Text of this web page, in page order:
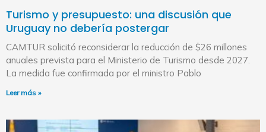
Turismo y presupuesto: una discusión que
Uruguay no debería postergar
CAMTUR solicitó reconsiderar la reducción de $26 millones
anuales prevista para el Ministerio de Turismo desde 2027.
La medida fue confirmada por el ministro Pablo
Leer más »